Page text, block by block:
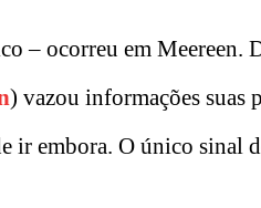
– ocorreu em Meereen.
) vazou informações suas
ir embora. O único sinal